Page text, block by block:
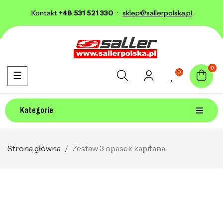
Kontakt+48 531 521 330 · sklep@sallerpolska.pl
0
0
Kategorie
Toggle navigation
☰
Strona główna Zestaw 3 opasek kapitana